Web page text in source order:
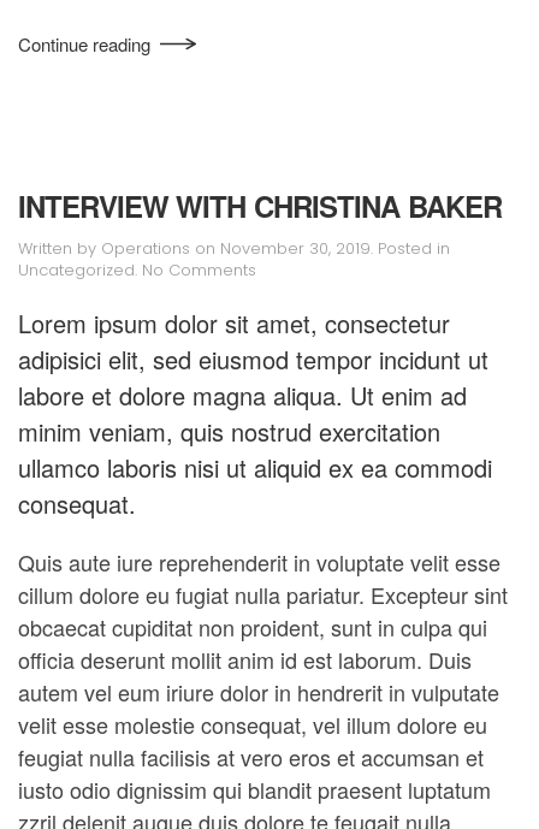
Continue reading
INTERVIEW WITH CHRISTINA BAKER
Written by Operations on November 30, 2019. Posted in
Uncategorized. No Comments
Christina
Baker
Lorem ipsum dolor sit amet, consectetur
adipisici elit, sed eiusmod tempor incidunt ut
labore et dolore magna aliqua. Ut enim ad
minim veniam, quis nostrud exercitation
ullamco laboris nisi ut aliquid ex ea commodi
consequat.
Quis aute iure reprehenderit in voluptate velit esse
cillum dolore eu fugiat nulla pariatur. Excepteur sint
obcaecat cupiditat non proident, sunt in culpa qui
officia deserunt mollit anim id est laborum. Duis
autem vel eum iriure dolor in hendrerit in vulputate
velit esse molestie consequat, vel illum dolore eu
feugiat nulla facilisis at vero eros et accumsan et
iusto odio dignissim qui blandit praesent luptatum
zzril delenit augue duis dolore te feugait nulla